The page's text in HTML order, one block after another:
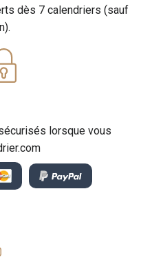
dès 7 calendriers (sauf
lorsque vous